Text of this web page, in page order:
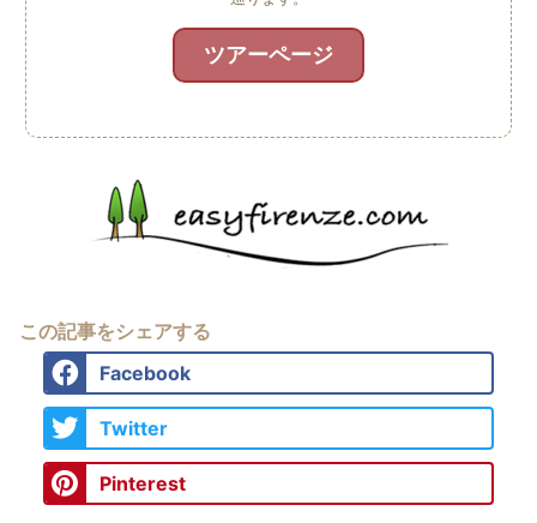
ツアーページ
この記事をシェアする
Facebook
Twitter
Pinterest